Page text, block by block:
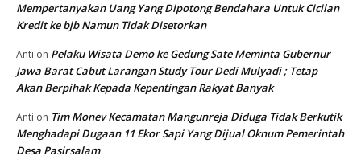
Mempertanyakan Uang Yang Dipotong Bendahara Untuk Cicilan
Kredit ke bjb Namun Tidak Disetorkan
Anti on Pelaku Wisata Demo ke Gedung Sate Meminta Gubernur
Jawa Barat Cabut Larangan Study Tour Dedi Mulyadi ; Tetap
Akan Berpihak Kepada Kepentingan Rakyat Banyak
Anti on Tim Monev Kecamatan Mangunreja Diduga Tidak Berkutik
Menghadapi Dugaan 11 Ekor Sapi Yang Dijual Oknum Pemerintah
Desa Pasirsalam